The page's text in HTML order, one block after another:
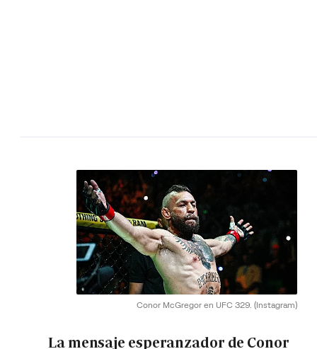
Conor McGregor en UFC 329. (Instagram)
La mensaje esperanzador de Conor